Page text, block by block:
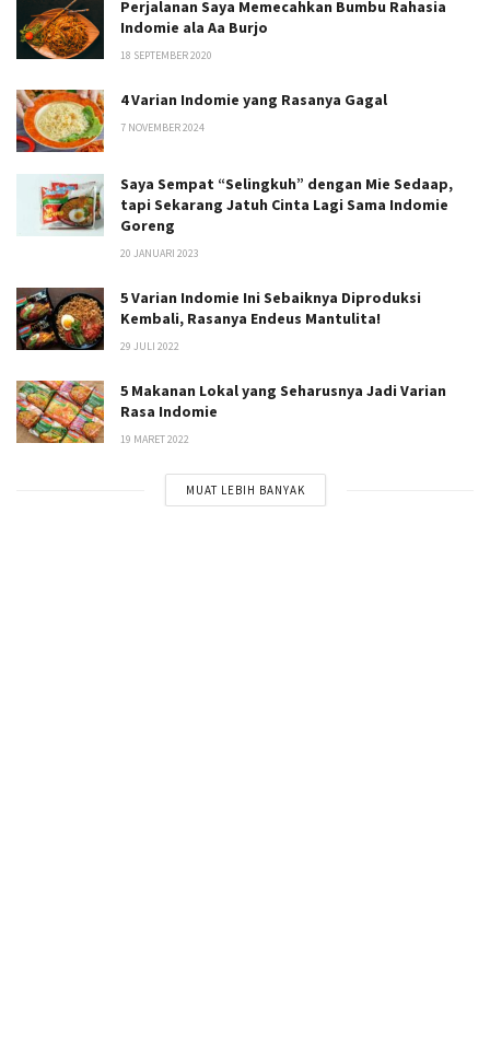
Perjalanan Saya Memecahkan Bumbu Rahasia
Indomie ala Aa Burjo
18 SEPTEMBER 2020
4 Varian Indomie yang Rasanya Gagal
7 NOVEMBER 2024
Saya Sempat “Selingkuh” dengan Mie Sedaap,
tapi Sekarang Jatuh Cinta Lagi Sama Indomie
Goreng
20 JANUARI 2023
5 Varian Indomie Ini Sebaiknya Diproduksi
Kembali, Rasanya Endeus Mantulita!
29 JULI 2022
5 Makanan Lokal yang Seharusnya Jadi Varian
Rasa Indomie
19 MARET 2022
MUAT LEBIH BANYAK